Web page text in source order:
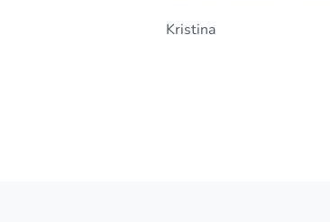
Kristina